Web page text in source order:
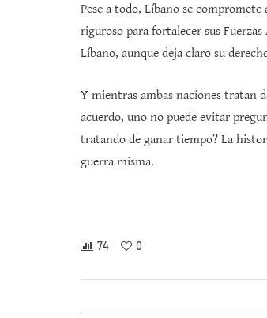
Pese a todo, Líbano se
riguroso para fortalecer sus
Líbano, aunque deja claro su
Y mientras ambas naciones tratan
acuerdo, uno no puede evitar
tratando de ganar tiempo? La
guerra misma.
74 0